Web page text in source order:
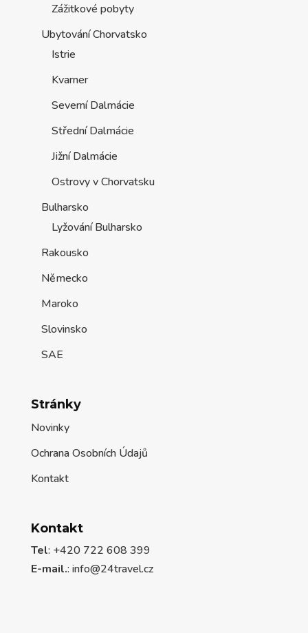
Zážitkové pobyty
Ubytování Chorvatsko
Istrie
Kvarner
Severní Dalmácie
Střední Dalmácie
Jižní Dalmácie
Ostrovy v Chorvatsku
Bulharsko
Lyžování Bulharsko
Rakousko
Německo
Maroko
Slovinsko
SAE
Stránky
Novinky
Ochrana Osobních Údajů
Kontakt
Kontakt
Tel: +420 722 608 399
E-mail.: info@24travel.cz